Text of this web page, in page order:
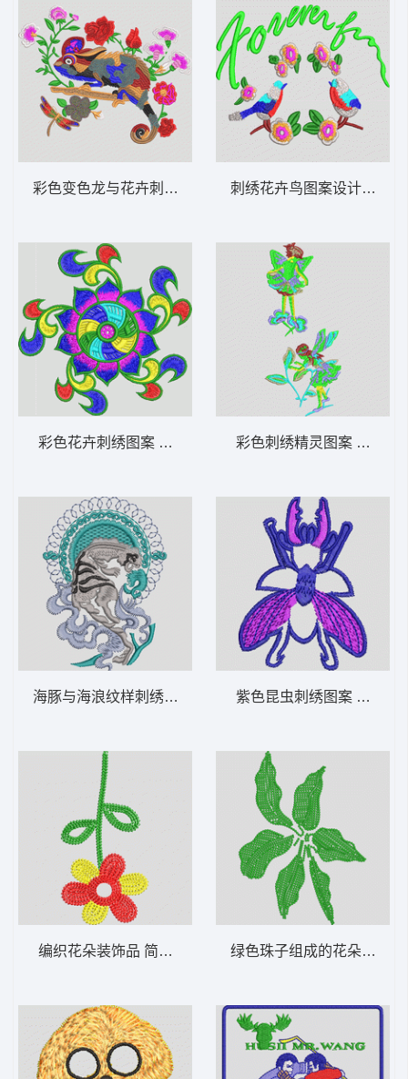
彩色变色龙与花卉刺绣图案 亮片变色龙蜥蜴
彩色花卉刺绣图案 佛绣
海豚与海浪纹样刺绣 豹子
编织花朵装饰品 简单的花
刺绣花卉鸟图案设计 鸟语
彩色刺绣精灵图案 花仙子
紫色昆虫刺绣图案 苍蝇蜜
绿色珠子组成的花朵图案